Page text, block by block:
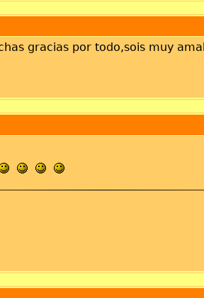
gracias por todo,sois muy